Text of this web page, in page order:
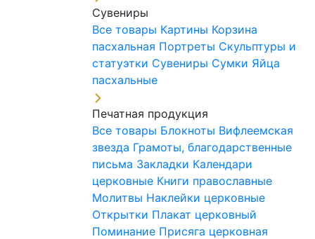
Сувениры
Все товары Картины Корзина
пасхальная Портреты Скульптуры и
статуэтки Сувениры Сумки Яйца
пасхальные
Печатная продукция
Все товары Блокноты Вифлеемская
звезда Грамоты, благодарственные
письма Закладки Календари
церковные Книги православные
Молитвы Наклейки церковные
Открытки Плакат церковный
Поминание Присяга церковная